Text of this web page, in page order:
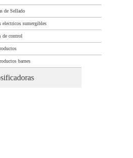
de Sellado
electricos sumergibles
de control
barnes